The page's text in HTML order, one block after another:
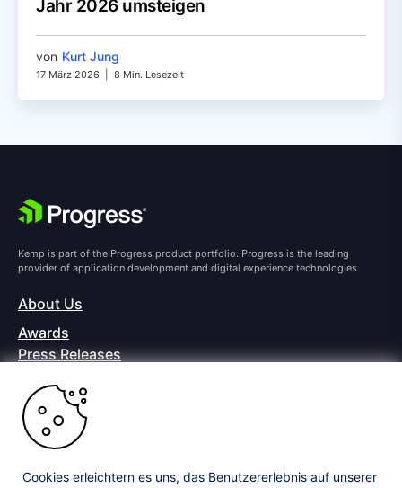
Jahr 2026 umsteigen
von Kurt Jung
17 März 2026 8 Min. Lesezeit
Kemp is part of the Progress product portfolio. Progress is the leading
provider of application development and digital experience technologies.
About Us
Awards
Press Releases
Careers
Offices
Copyright © 2026 Progress Software Corporation and/or its
subsidiaries or affiliates. All Rights Reserved.
Cookies erleichtern es uns, das Benutzererlebnis auf unserer